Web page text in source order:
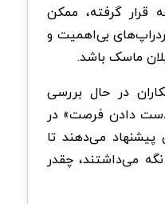
قرار گرفته، ممکن
بی‌اهمیت و
ماسک باشد.
در حال بررسی
دادن فرصت» در
پیشنهاد می‌دهند تا
می‌داشتند، چقدر